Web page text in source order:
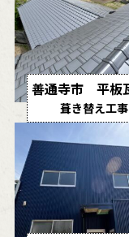
葺き替え工事